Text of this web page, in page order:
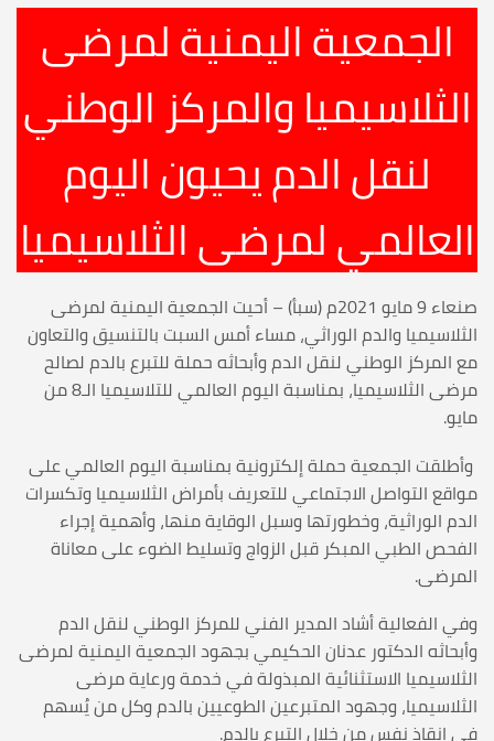
الجمعية اليمنية لمرضى
الثلاسيميا والمركز الوطني
لنقل الدم يحيون اليوم
العالمي لمرضى الثلاسيميا
صنعاء 9 مايو 2021م (سبأ) – أحيت الجمعية اليمنية لمرضى
الثلاسيميا والدم الوراثي، مساء أمس السبت بالتنسيق والتعاون
مع المركز الوطني لنقل الدم وأبحاثه حملة للتبرع بالدم لصالح
مرضى الثلاسيميا، بمناسبة اليوم العالمي للتلاسيميا الـ8 من
مايو.
وأطلقت الجمعية حملة إلكترونية بمناسبة اليوم العالمي على
مواقع التواصل الاجتماعي للتعريف بأمراض الثلاسيميا وتكسرات
الدم الوراثية، وخطورتها وسبل الوقاية منها، وأهمية إجراء
الفحص الطبي المبكر قبل الزواج وتسليط الضوء على معاناة
المرضى.
وفي الفعالية أشاد المدير الفني للمركز الوطني لنقل الدم
وأبحاثه الدكتور عدنان الحكيمي بجهود الجمعية اليمنية لمرضى
الثلاسيميا الاستثنائية المبذولة في خدمة ورعاية مرضى
الثلاسيميا، وجهود المتبرعين الطوعيين بالدم وكل من يُسهم
في إنقاذ نفس من خلال التبرع بالدم.